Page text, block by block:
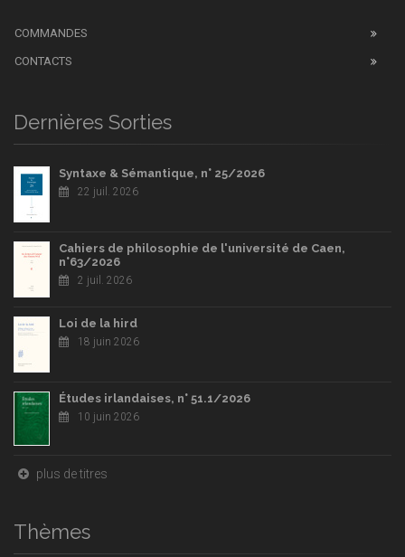
COMMANDES
CONTACTS
Dernières Sorties
Syntaxe & Sémantique, n° 25/2026
22 juil. 2026
Cahiers de philosophie de l'université de Caen,
n°63/2026
2 juil. 2026
Loi de la hird
18 juin 2026
Études irlandaises, n° 51.1/2026
10 juin 2026
plus de titres
Thèmes